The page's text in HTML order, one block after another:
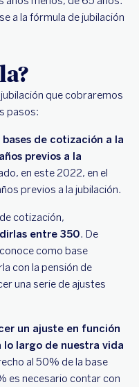
a la fórmula de jubilación
que cobraremos
pasos:
de cotización a la
previos a la
en este 2022, en el
previos a la jubilación.
cotización,
entre 350. De
como base
con la pensión de
una serie de ajustes
un ajuste en función
lo largo de nuestra vida
al 50% de la base
es necesario contar con